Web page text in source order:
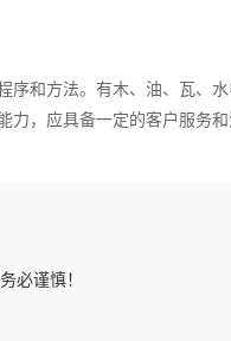
序和方法。有木、油、瓦、
，应具备一定的客户服务和
必谨慎！